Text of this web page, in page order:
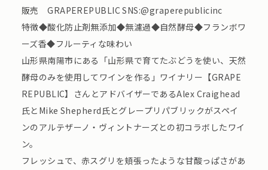
販売 GRAPEREPUBLIC SNS:@graperepublicinc
特徴◆酸化防止剤無添加◆無濾過◆自然酵母◆フランボワ
ーズ香◆フルーティな味わい
山形県南陽市にある「山形県で育てたぶどうを使い、天然
酵母のみを使用してワインを作る」ワイナリー【GRAPE
REPUBLIC】さんとアドバイザーであるAlex Craighead
氏とMike Shepherd氏とグレープリパブリックがスペイ
ンのアルテザーノ・ヴィントナーズとの初コラボしたワイ
ン。
フレッシュで、赤スグリを頬張ったような甘酸っぱさがあ